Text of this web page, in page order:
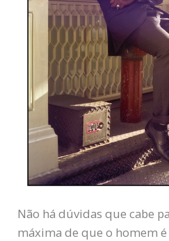
Não há dúvidas que cabe
máxima de que o homem